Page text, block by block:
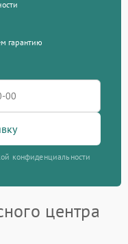
гарантию
конфиденциальности
центра